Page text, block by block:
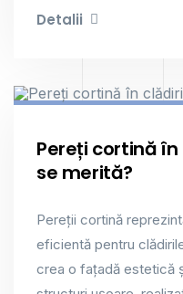
Detalii
Pereți cortină
se merită?
Pereții cortină
eficientă pentru
crea o fațadă estetică